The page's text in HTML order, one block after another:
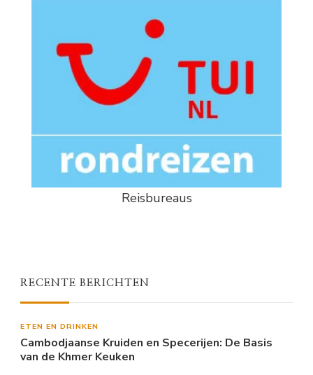
Reisbureaus
RECENTE BERICHTEN
ETEN EN DRINKEN
Cambodjaanse Kruiden en Specerijen: De Basis
van de Khmer Keuken